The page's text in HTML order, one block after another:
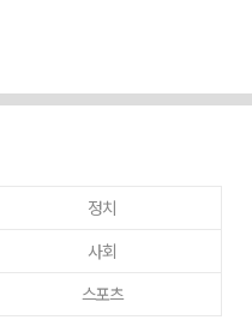
정치
사회
스포츠